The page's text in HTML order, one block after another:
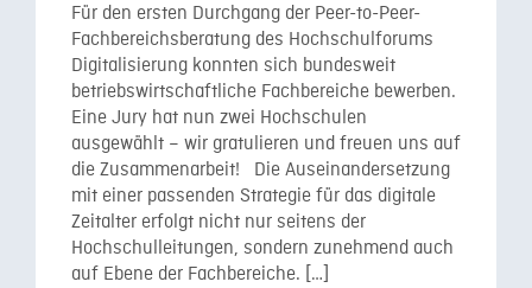
Für den ersten Durchgang der Peer-to-Peer-
Fachbereichsberatung des Hochschulforums
Digitalisierung konnten sich bundesweit
betriebswirtschaftliche Fachbereiche bewerben.
Eine Jury hat nun zwei Hochschulen
ausgewählt – wir gratulieren und freuen uns auf
die Zusammenarbeit! Die Auseinandersetzung
mit einer passenden Strategie für das digitale
Zeitalter erfolgt nicht nur seitens der
Hochschulleitungen, sondern zunehmend auch
auf Ebene der Fachbereiche. […]